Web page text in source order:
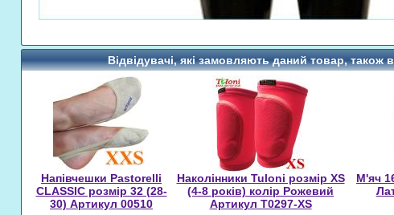
Відвідувачі, які замовляють даний товар, також
Напівчешки Pastorelli
CLASSIC розмір 32 (28-
30) Артикул 00510
Наколінники Tuloni розмір XS
(4-8 років) колір Рожевий
Артикул T0297-XS
М'яч